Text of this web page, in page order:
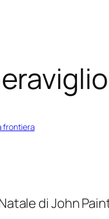
frontiera
di John